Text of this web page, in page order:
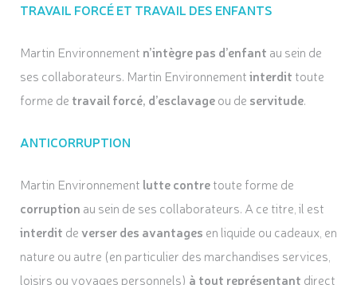
TRAVAIL FORCÉ ET TRAVAIL DES ENFANTS
Martin Environnement n’intègre pas d’enfant au sein de
ses collaborateurs. Martin Environnementinterdit toute
forme de travail forcé, d’esclavageou de servitude.
ANTICORRUPTION
Martin Environnement lutte contretoute forme de
corruption au sein de ses collaborateurs. A ce titre, il est
interdit deverser des avantages en liquide ou cadeaux, en
nature ou autre (en particulier des marchandises services,
loisirs ou voyages personnels) à tout représentant direct